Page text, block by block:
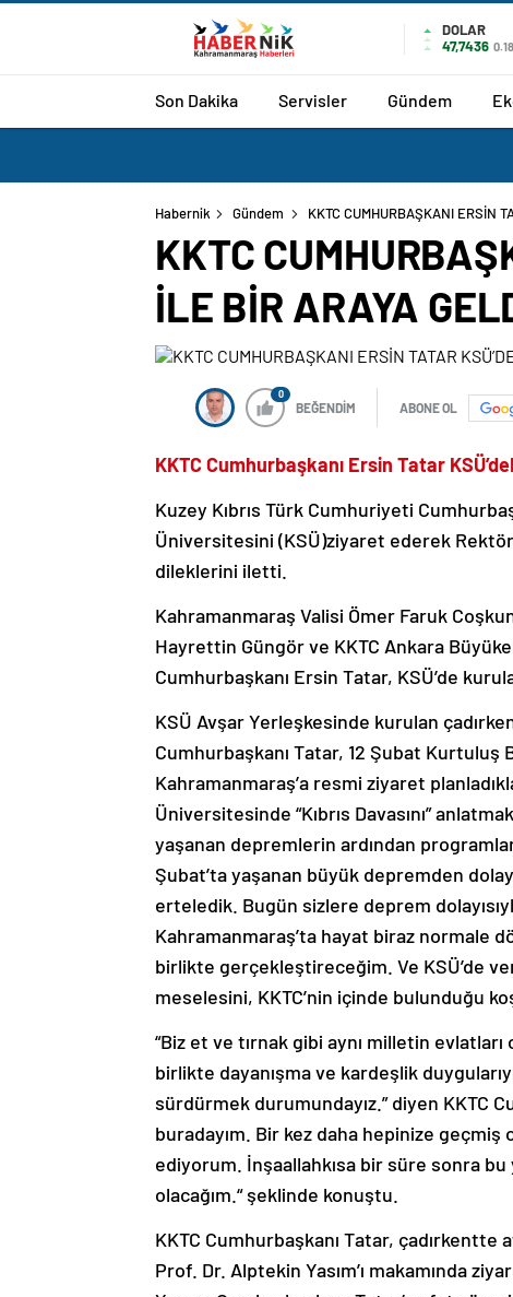
romabet
deneme
DOLAR
47,7436
Son Dakika Servisler Gündem
Habernik Gündem KKTC CUMHURBAŞKANI ERSİN
KKTC
İLE BİR ARAYA
0
BEĞENDİM ABONE OL
KKTC Cumhurbaşkanı Ersin Tatar KSÜ’de
Kuzey Kıbrıs Türk Cumhuriyeti
Üniversitesini (KSÜ)ziyaret ederek
dileklerini iletti.
Kahramanmaraş Valisi Ömer Faruk
Hayrettin Güngör ve KKTC Ankara
Cumhurbaşkanı Ersin Tatar, KSÜ’de
KSÜ Avşar Yerleşkesinde kurulan
Cumhurbaşkanı Tatar, 12 Şubat Kurtuluş
Kahramanmaraş’a resmi ziyaret
Üniversitesinde “Kıbrıs Davasını”
yaşanan depremlerin ardından
Şubat’ta yaşanan büyük depremden
erteledik. Bugün sizlere deprem
Kahramanmaraş’ta hayat biraz normale
birlikte gerçekleştireceğim. Ve KSÜ’de
meselesini, KKTC’nin içinde bulunduğu
“Biz et ve tırnak gibi aynı milletin
birlikte dayanışma ve kardeşlik
sürdürmek durumundayız.” diyen KKTC
buradayım. Bir kez daha hepinize
ediyorum. İnşaallahkısa bir süre sonra bu
olacağım.“ şeklinde konuştu.
KKTC Cumhurbaşkanı Tatar,
Prof. Dr. Alptekin Yasım’ı makamında